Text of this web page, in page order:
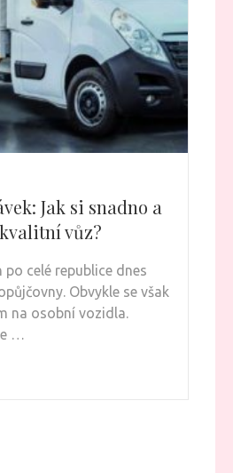
Jak si snadno a
vůz?
celé republice dnes
Obvykle se však
na osobní vozidla.
…